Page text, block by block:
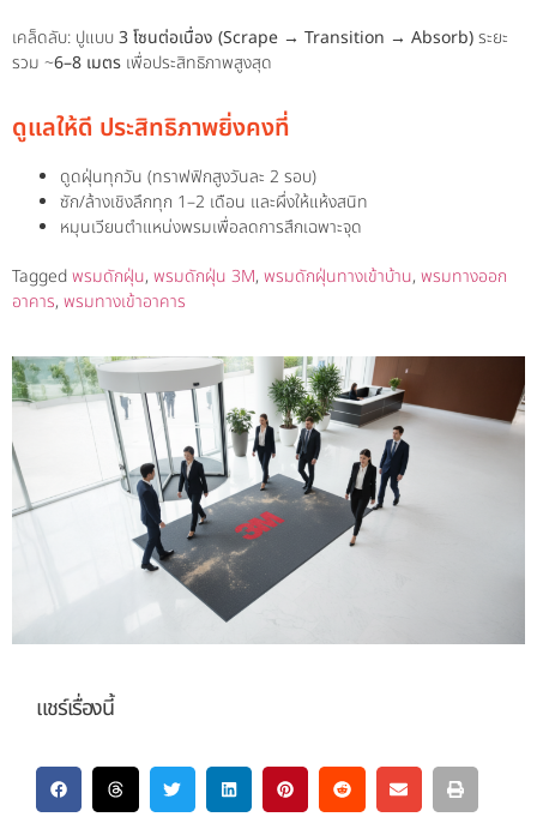
เคล็ดลับ: ปูแบบ3 โซนต่อเนื่อง (Scrape → Transition → Absorb)ระยะ
รวม ~6–8 เมตร เพื่อประสิทธิภาพสูงสุด
ดูแลให้ดี ประสิทธิภาพยิ่งคงที่
ดูดฝุ่นทุกวัน (ทราฟฟิกสูงวันละ 2 รอบ)
ซัก/ล้างเชิงลึกทุก 1–2 เดือน และผึ่งให้แห้งสนิท
หมุนเวียนตำแหน่งพรมเพื่อลดการสึกเฉพาะจุด
Taggedพรมดักฝุ่น, พรมดักฝุ่น 3M, พรมดักฝุ่นทางเข้าบ้าน, พรมทางออก
อาคาร, พรมทางเข้าอาคาร
แชร์เรื่องนี้